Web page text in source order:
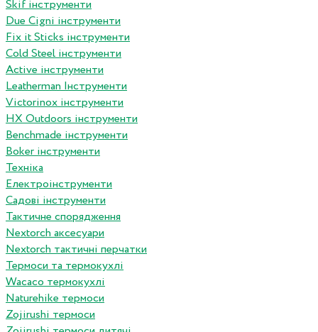
Skif інструменти
Due Cigni інструменти
Fix it Sticks інструменти
Сold Steel інструменти
Active інструменти
Leatherman Інструменти
Victorinox інструменти
HX Outdoors інструменти
Benchmade інструменти
Boker інструменти
Техніка
Електроінструменти
Садові інструменти
Тактичне спорядження
Nextorch аксесуари
Nextorch тактичні перчатки
Термоси та термокухлі
Wacaco термокухлі
Naturehike термоси
Zojirushi термоси